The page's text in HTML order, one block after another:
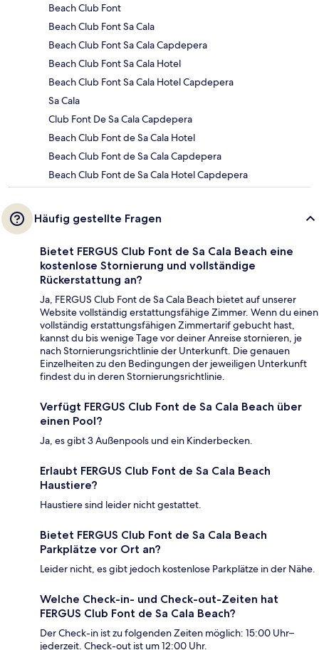
Beach Club Font
Beach Club Font Sa Cala
Beach Club Font Sa Cala Capdepera
Beach Club Font Sa Cala Hotel
Beach Club Font Sa Cala Hotel Capdepera
Sa Cala
Club Font De Sa Cala Capdepera
Beach Club Font de Sa Cala Hotel
Beach Club Font de Sa Cala Capdepera
Beach Club Font de Sa Cala Hotel Capdepera
Häufig gestellte Fragen
Bietet FERGUS Club Font de Sa Cala Beach eine
kostenlose Stornierung und vollständige
Rückerstattung an?
Ja, FERGUS Club Font de Sa Cala Beach bietet auf unserer
Website vollständig erstattungsfähige Zimmer. Wenn du einen
vollständig erstattungsfähigen Zimmertarif gebucht hast,
kannst du bis wenige Tage vor deiner Anreise stornieren, je
nach Stornierungsrichtlinie der Unterkunft. Die genauen
Einzelheiten zu den Bedingungen der jeweiligen Unterkunft
findest du in deren Stornierungsrichtlinie.
Verfügt FERGUS Club Font de Sa Cala Beach über
einen Pool?
Ja, es gibt 3 Außenpools und ein Kinderbecken.
Erlaubt FERGUS Club Font de Sa Cala Beach
Haustiere?
Haustiere sind leider nicht gestattet.
Bietet FERGUS Club Font de Sa Cala Beach
Parkplätze vor Ort an?
Leider nicht, es gibt jedoch kostenlose Parkplätze in der Nähe.
Welche Check-in- und Check-out-Zeiten hat
FERGUS Club Font de Sa Cala Beach?
Der Check-in ist zu folgenden Zeiten möglich: 15:00 Uhr–
jederzeit. Check-out ist um 12:00 Uhr.